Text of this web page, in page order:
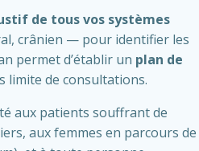
de tous vos systèmes
crânien — pour identifier les
permet d’établir un plan de
limite de consultations.
aux patients souffrant de
aux femmes en parcours de